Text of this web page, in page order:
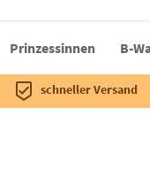
Prinzessinnen B-
schneller Versand